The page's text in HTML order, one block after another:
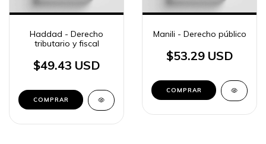
Haddad - Derecho
tributario y fiscal
$49.43 USD
COMPRAR
Manili - Derecho público
$53.29 USD
COMPRAR